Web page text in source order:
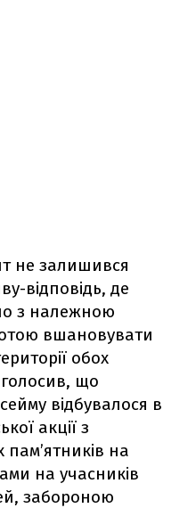
не залишився
відповідь, де
з належною
вшановувати
обох
що
відбувалося в
акції з
на
на учасників
забороною